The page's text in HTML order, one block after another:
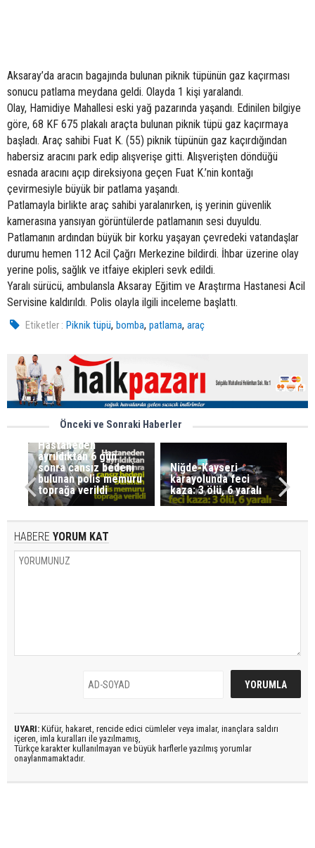
Aksaray’da aracın bagajında bulunan piknik tüpünün gaz kaçırması
sonucu patlama meydana geldi. Olayda 1 kişi yaralandı.
Olay, Hamidiye Mahallesi eski yağ pazarında yaşandı. Edinilen bilgiye
göre, 68 KF 675 plakalı araçta bulunan piknik tüpü gaz kaçırmaya
başladı. Araç sahibi Fuat K. (55) piknik tüpünün gaz kaçırdığından
habersiz aracını park edip alışverişe gitti. Alışverişten döndüğü
esnada aracını açıp direksiyona geçen Fuat K.’nin kontağı
çevirmesiyle büyük bir patlama yaşandı.
Patlamayla birlikte araç sahibi yaralanırken, iş yerinin güvenlik
kamerasına yansıyan görüntülerde patlamanın sesi duyuldu.
Patlamanın ardından büyük bir korku yaşayan çevredeki vatandaşlar
durumu hemen 112 Acil Çağrı Merkezine bildirdi. İhbar üzerine olay
yerine polis, sağlık ve itfaiye ekipleri sevk edildi.
Yaralı sürücü, ambulansla Aksaray Eğitim ve Araştırma Hastanesi Acil
Servisine kaldırıldı. Polis olayla ilgili inceleme başlattı.
Etiketler : Piknik tüpü,bomba,patlama,araç
Önceki ve Sonraki Haberler
Hastaneden
ayrıldıktan 6 gün
sonra cansız bedeni
bulunan polis memuru
toprağa verildi
Niğde-Kayseri
karayolunda feci
kaza: 3 ölü, 6 yaralı
HABERE YORUM KAT
UYARI: Küfür, hakaret, rencide edici cümleler veya imalar, inançlara saldırı
içeren, imla kuralları ile yazılmamış,
Türkçe karakter kullanılmayan ve büyük harflerle yazılmış yorumlar
onaylanmamaktadır.